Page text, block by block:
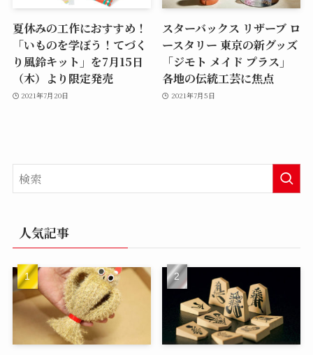
夏休みの工作におすすめ！
「いものを学ぼう！てづく
り風鈴キット」を7月15日
（木）より限定発売
2021年7月20日
スターバックス リザーブ ロ
ースタリー 東京の新グッズ
「ジモト メイド プラス」
各地の伝統工芸に焦点
2021年7月5日
人気記事